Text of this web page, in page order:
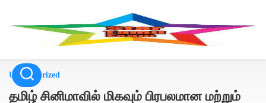
Uncategorized
தமிழ் சினிமாவில் மிகவும் பிரபலமான மற்றும்